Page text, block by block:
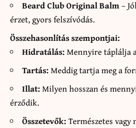
Beard Club Original Balm–
érzet, gyors felszívódás.
Összehasonlítás szempontjai:
Hidratálás: Mennyire táplálja
Tartás: Meddig tartja meg a
Illat: Milyen hosszan és
érződik.
Összetevők: Természetes vagy